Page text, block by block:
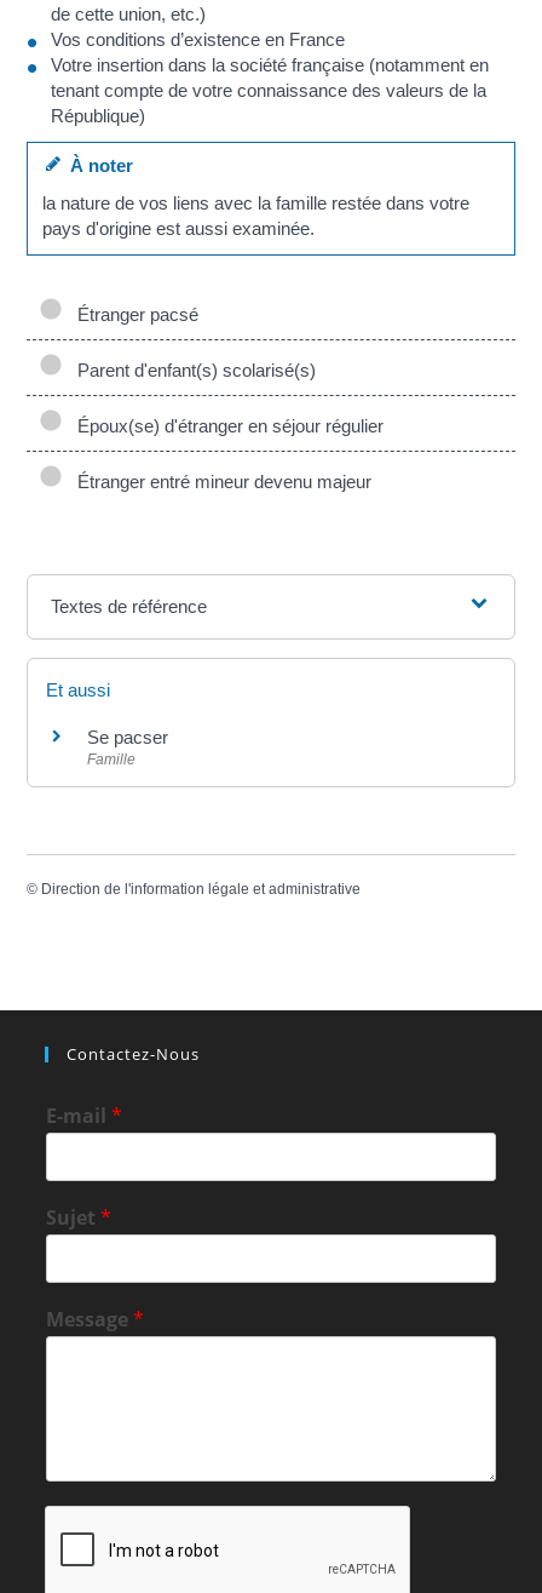
de cette union, etc.)
Vos conditions d’existence en France
Votre insertion dans la société française (notamment en
tenant compte de votre connaissance des valeurs de la
République)
À noter
la nature de vos liens avec la famille restée dans votre
pays d'origine est aussi examinée.
Étranger pacsé
Parent d'enfant(s) scolarisé(s)
Époux(se) d'étranger en séjour régulier
Étranger entré mineur devenu majeur
Textes de référence
Et aussi
Se pacser
Famille
© Direction de l'information légale et administrative
Contactez-Nous
E-mail*
Sujet*
Message*